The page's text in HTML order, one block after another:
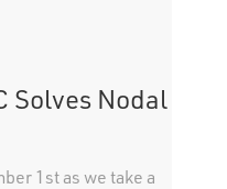
Solves Nodal
1st as we take a